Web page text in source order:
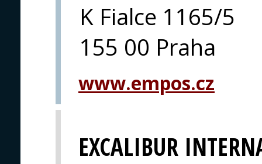
K Fialce 1165/5
155 00 Praha
www.empos.cz
EXCALIBUR